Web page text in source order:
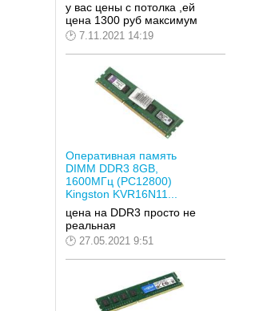
у вас цены с потолка ,ей
цена 1300 руб максимум
7.11.2021 14:19
Оперативная память
DIMM DDR3 8GB,
1600МГц (PC12800)
Kingston KVR16N11...
цена на DDR3 просто не
реальная
27.05.2021 9:51